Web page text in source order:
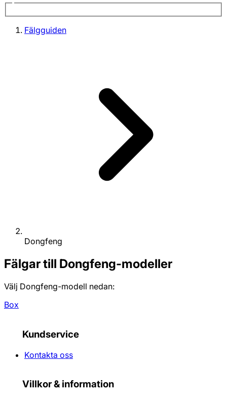
Fälgguiden
Dongfeng
Fälgar till Dongfeng-modeller
Välj Dongfeng-modell nedan:
Box
Kundservice
Kontakta oss
Villkor & information